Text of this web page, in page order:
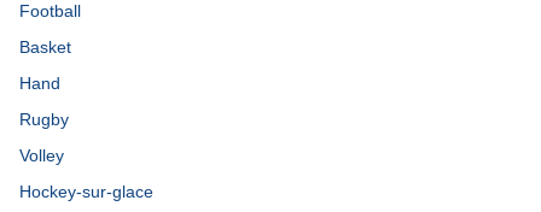
Football
Basket
Hand
Rugby
Volley
Hockey-sur-glace